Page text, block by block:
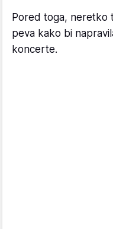
Pored toga, neretko
peva kako bi
koncerte.